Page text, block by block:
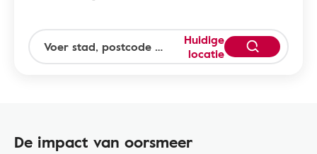
Huidige
locatie
De impact van oorsmeer